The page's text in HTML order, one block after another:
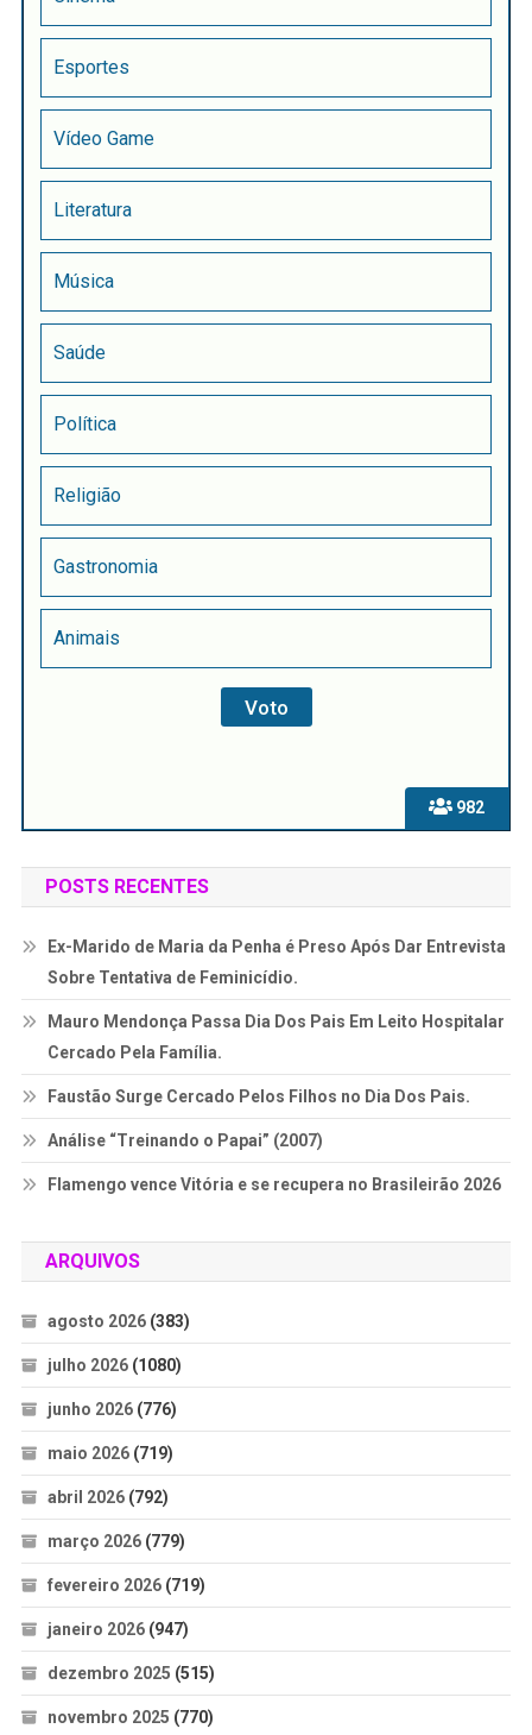
982
Esportes
Vídeo Game
Literatura
Música
Saúde
Política
Religião
Gastronomia
Animais
POSTS RECENTES
Ex-Marido de Maria da Penha é Preso Após Dar Entrevista
Sobre Tentativa de Feminicídio.
Mauro Mendonça Passa Dia Dos Pais Em Leito Hospitalar
Cercado Pela Família.
Faustão Surge Cercado Pelos Filhos no Dia Dos Pais.
Análise “Treinando o Papai” (2007)
Flamengo vence Vitória e se recupera no Brasileirão 2026
ARQUIVOS
agosto 2026(383)
julho 2026(1080)
junho 2026(776)
maio 2026(719)
abril 2026(792)
março 2026(779)
fevereiro 2026(719)
janeiro 2026(947)
dezembro 2025 (515)
novembro 2025 (770)